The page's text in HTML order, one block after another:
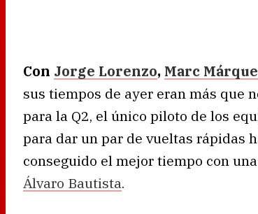
Con Jorge Lorenzo, Marc
sus tiempos de ayer eran más que
para la Q2, el único piloto de los
para dar un par de vueltas rápidas
conseguido el mejor tiempo con
Álvaro Bautista.